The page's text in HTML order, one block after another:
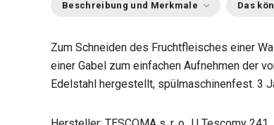
Beschreibung und Merkmale Das
Zum Schneiden des Fruchtfleisches einer
einer Gabel zum einfachen Aufnehmen der
Edelstahl hergestellt, spülmaschinenfest. 3